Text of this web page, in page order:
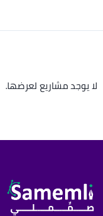
لا يوجد مشاريع لعرضها.